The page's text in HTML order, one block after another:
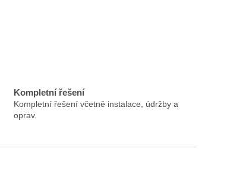
Kompletní řešení
Kompletní řešení včetně instalace, údržby a
oprav.